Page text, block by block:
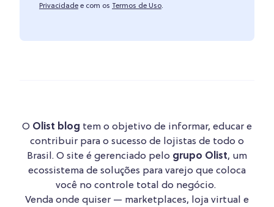
Privacidade e com os Termos de Uso.
O Olist blog tem o objetivo de informar, educar e
contribuir para o sucesso de lojistas de todo o
Brasil. O site é gerenciado pelo grupo Olist, um
ecossistema de soluções para varejo que coloca
você no controle total do negócio.
Venda onde quiser — marketplaces, loja virtual e